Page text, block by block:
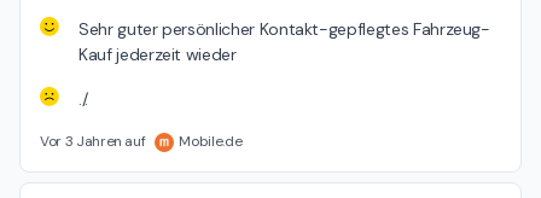
Sehr guter persönlicher Kontakt-gepflegtes Fahrzeug-
Kauf jederzeit wieder
./.
Vor 3 Jahren auf Mobile.de